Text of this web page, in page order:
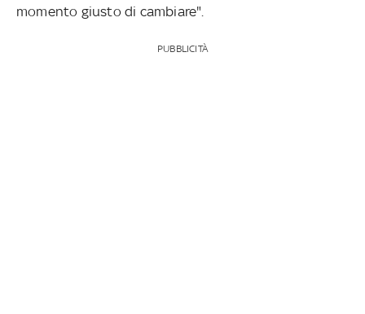
momento giusto di cambiare".
PUBBLICITÀ